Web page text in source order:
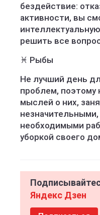
бездействие:
активности, вы
решить все
♓️ Рыбы
Не лучший день
проблем, поэтому
мыслей о них,
необходимыми
уборкой своего
Яндекс Дзен